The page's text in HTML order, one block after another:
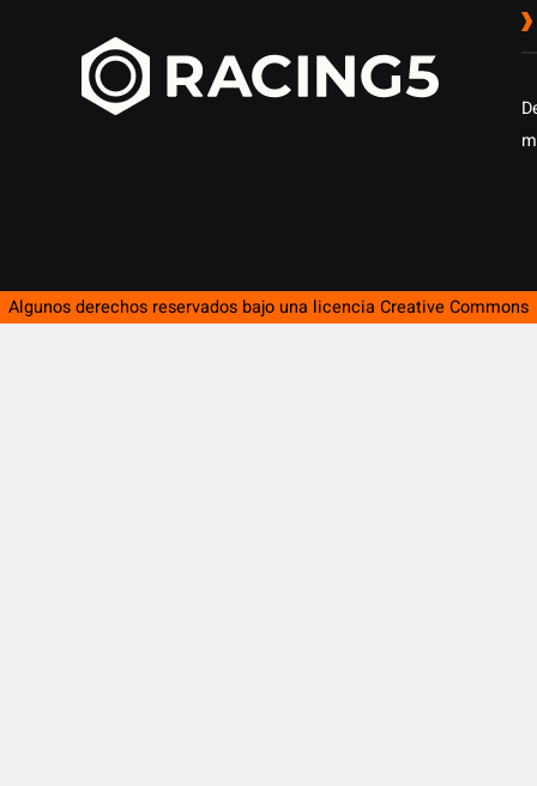
Algunos derechos reservados bajo una licencia Creative Commons